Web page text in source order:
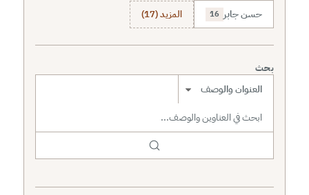
حسن جابر 16 المزيد (17)
بحث
نطاق البحث